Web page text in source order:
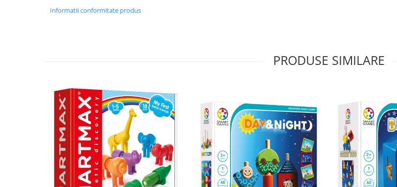
Informatii conformitate produs
PRODUSE SIMILARE